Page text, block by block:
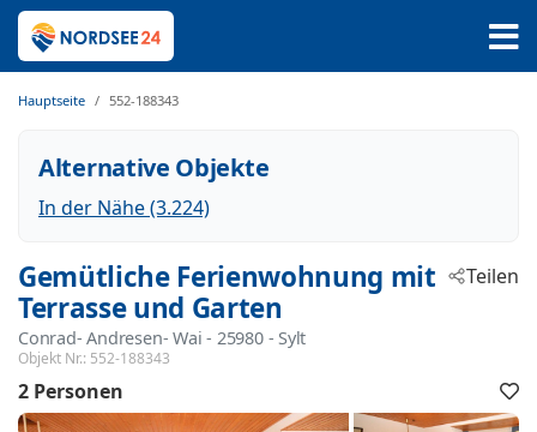
Hauptseite 552-188343
Alternative Objekte
In der Nähe (3.224)
Gemütliche Ferienwohnung mit
Terrasse und Garten
Conrad- Andresen- Wai - 25980 - Sylt
Objekt Nr.: 552-188343
Teilen
2 Personen